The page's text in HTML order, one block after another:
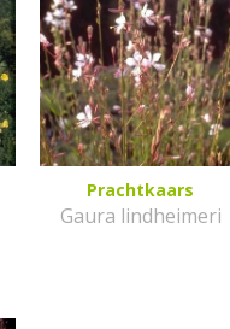
Prachtkaars
Gaura lindheimeri